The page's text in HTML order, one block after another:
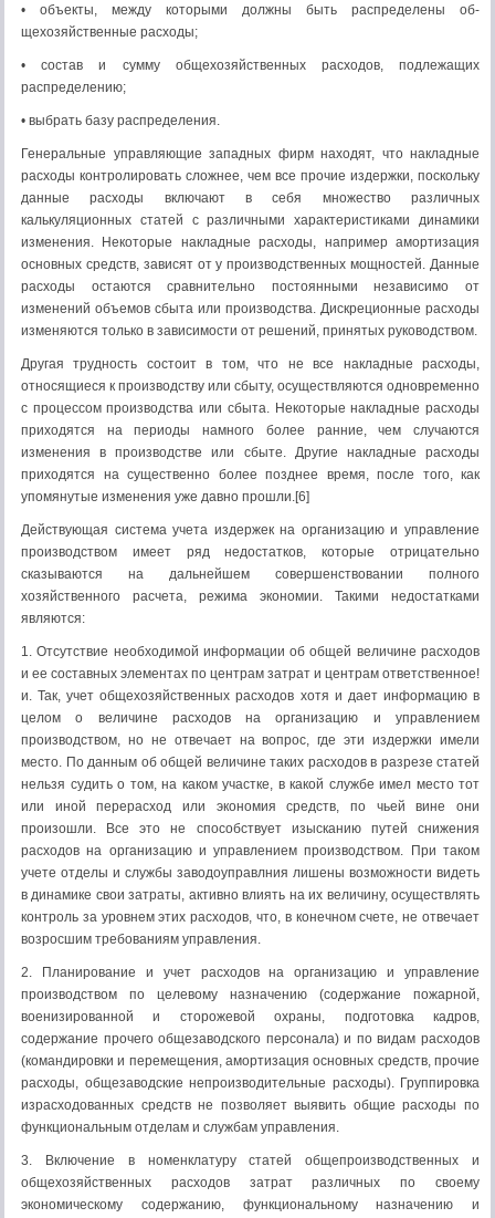
• объекты, между которыми должны быть распределены об­
щехозяйственные расходы;
• состав и сумму общехозяйственных расходов, подлежащих
распределению;
• выбрать базу распределения.
Генеральные управляющие западных фирм находят, что накладные
расходы контролировать сложнее, чем все прочие издержки, поскольку
данные расходы включают в себя множе­ство различных
калькуляционных статей с различными харак­теристиками динамики
изменения. Некоторые накладные рас­ходы, например амортизация
основных средств, зависят от у производственных мощностей. Данные
расходы остаются срав­нительно постоянными независимо от
изменений объемов сбы­та или производства. Дискреционные расходы
изменяются только в зависимости от решений, принятых руководством.
Другая трудность состоит в том, что не все накладные расходы,
относящиеся к производству или сбыту, осуществля­ются одновременно
с процессом производства или сбыта. Не­которые накладные расходы
приходятся на периоды намного более ранние, чем случаются
изменения в производстве или сбыте. Другие накладные расходы
приходятся на существенно более позднее время, после того, как
упомянутые изменения уже давно прошли.[6]
Действующая система учета издержек на организацию и управление
производством имеет ряд недостатков, которые от­рицательно
сказываются на дальнейшем совершенствовании полного
хозяйственного расчета, режима экономии. Такими недостатками
являются:
1. Отсутствие необходимой информации об общей вели­чине расходов
и ее составных элементах по центрам затрат и центрам ответственное!
и. Так, учет общехозяйственных расхо­дов хотя и дает информацию в
целом о величине расходов на организацию и управлением
производством, но не отвечает на вопрос, где эти издержки имели
место. По данным об общей величине таких расходов в разрезе статей
нельзя судить о том, на каком участке, в какой службе имел место тот
или иной пе­рерасход или экономия средств, по чьей вине они
произошли. Все это не способствует изысканию путей снижения
расходов на организацию и управлением производством. При таком
уче­те отделы и службы заводоуправлния лишены возможности видеть
в динамике свои затраты, активно влиять на их величи­ну, осуществлять
контроль за уровнем этих расходов, что, в конечном счете, не отвечает
возросшим требованиям управле­ния.
2. Планирование и учет расходов на организацию и управление
производством по целевому назначению (содержание пожарной,
военизированной и сторожевой охраны, подго­товка кадров,
содержание прочего общезаводского персонала) и по видам расходов
(командировки и перемещения, амортиза­ция основных средств, прочие
расходы, общезаводские непро­изводительные расходы). Группировка
израсходованных средств не позволяет выявить общие расходы по
функциональ­ным отделам и службам управления.
3. Включение в номенклатуру статей общепроизводст­венных и
общехозяйственных расходов затрат различных по своему
экономическому содержанию, функциональному назна­чению и